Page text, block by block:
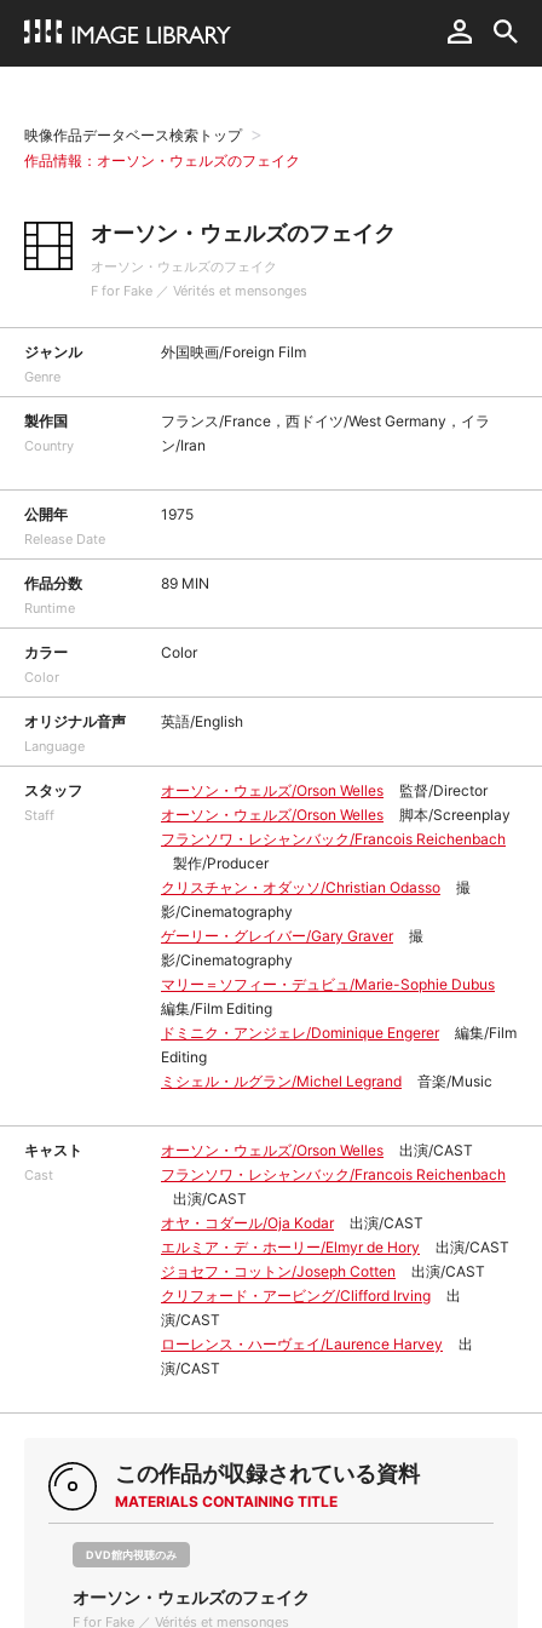
映像作品データベース検索トップ
作品情報：オーソン・ウェルズのフェイク
オーソン・ウェルズのフェイク
オーソン・ウェルズのフェイク
F for Fake ／ Vérités et mensonges
ジャンル
Genre
外国映画/Foreign Film
製作国
Country
フランス/France，西ドイツ/West Germany，イラ
ン/Iran
公開年
Release Date
1975
作品分数
Runtime
89 MIN
カラー
Color
Color
オリジナル音声
Language
英語/English
スタッフ
Staff
オーソン・ウェルズ/Orson Welles
監督/Director
オーソン・ウェルズ/Orson Welles
脚本/Screenplay
フランソワ・レシャンバック/Francois Reichenbach
製作/Producer
クリスチャン・オダッソ/Christian Odasso
撮
影/Cinematography
ゲーリー・グレイバー/Gary Graver
撮
影/Cinematography
マリー＝ソフィー・デュビュ/Marie-Sophie Dubus
編集/Film Editing
ドミニク・アンジェレ/Dominique Engerer
編集/Film
Editing
ミシェル・ルグラン/Michel Legrand
音楽/Music
キャスト
Cast
オーソン・ウェルズ/Orson Welles
出演/CAST
フランソワ・レシャンバック/Francois Reichenbach
出演/CAST
オヤ・コダール/Oja Kodar
出演/CAST
エルミア・デ・ホーリー/Elmyr de Hory
出演/CAST
ジョセフ・コットン/Joseph Cotten
出演/CAST
クリフォード・アービング/Clifford Irving
出
演/CAST
ローレンス・ハーヴェイ/Laurence Harvey
出
演/CAST
この作品が収録されている資料
MATERIALS CONTAINING TITLE
DVD館内視聴のみ
オーソン・ウェルズのフェイク
F for Fake ／ Vérités et mensonges